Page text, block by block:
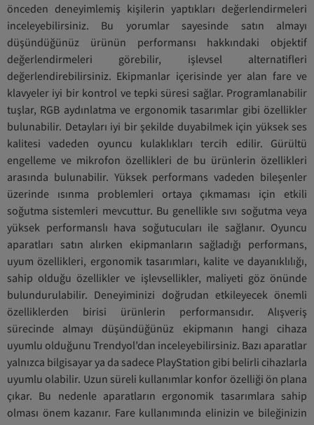
önceden deneyimlemiş kişilerin yaptıkları değerlendirmeleri
inceleyebilirsiniz. Bu yorumlar sayesinde satın almayı
düşündüğünüz ürünün performansı hakkındaki objektif
değerlendirmeleri görebilir, işlevsel alternatifleri
değerlendirebilirsiniz. Ekipmanlar içerisinde yer alan fare ve
klavyeler iyi bir kontrol ve tepki süresi sağlar. Programlanabilir
tuşlar, RGB aydınlatma ve ergonomik tasarımlar gibi özellikler
bulunabilir. Detayları iyi bir şekilde duyabilmek için yüksek ses
kalitesi vadeden oyuncu kulaklıkları tercih edilir. Gürültü
engelleme ve mikrofon özellikleri de bu ürünlerin özellikleri
arasında bulunabilir. Yüksek performans vadeden bileşenler
üzerinde ısınma problemleri ortaya çıkmaması için etkili
soğutma sistemleri mevcuttur. Bu genellikle sıvı soğutma veya
yüksek performanslı hava soğutucuları ile sağlanır. Oyuncu
aparatları satın alırken ekipmanların sağladığı performans,
uyum özellikleri, ergonomik tasarımları, kalite ve dayanıklılığı,
sahip olduğu özellikler ve işlevsellikler, maliyeti göz önünde
bulundurulabilir. Deneyiminizi doğrudan etkileyecek önemli
özelliklerden birisi ürünlerin performansıdır. Alışveriş
sürecinde almayı düşündüğünüz ekipmanın hangi cihaza
uyumlu olduğunu Trendyol’dan inceleyebilirsiniz. Bazı aparatlar
yalnızca bilgisayar ya da sadece PlayStation gibi belirli cihazlarla
uyumlu olabilir. Uzun süreli kullanımlar konfor özelliği ön plana
çıkar. Bu nedenle aparatların ergonomik tasarımlara sahip
olması önem kazanır. Fare kullanımında elinizin ve bileğinizin